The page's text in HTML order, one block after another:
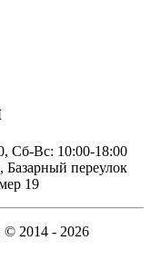
Сб-Вс: 10:00-18:00
Базарный переулок
19
© 2014 - 2026